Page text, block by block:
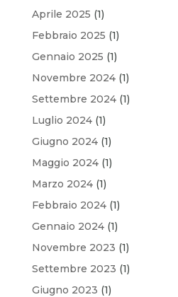
Aprile 2025 (1)
Febbraio 2025 (1)
Gennaio 2025 (1)
Novembre 2024(1)
Settembre 2024(1)
Luglio 2024(1)
Giugno 2024(1)
Maggio 2024(1)
Marzo 2024(1)
Febbraio 2024(1)
Gennaio 2024(1)
Novembre 2023 (1)
Settembre 2023 (1)
Giugno 2023 (1)